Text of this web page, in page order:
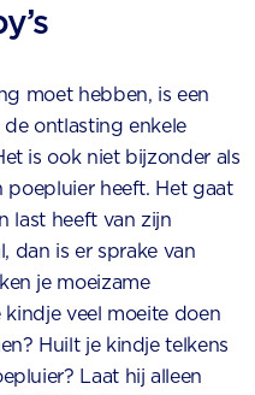
moet hebben, is een
ontlasting enkele
is ook niet bijzonder als
poepluier heeft. Het gaat
last heeft van zijn
dan is er sprake van
je moeizame
veel moeite doen
Huilt je kindje telkens
Laat hij alleen